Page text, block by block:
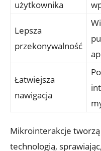
użytkownika
Lepsza
przekonywalność
Łatwiejsza
nawigacja
Mikrointerakcje tworzą
technologią,